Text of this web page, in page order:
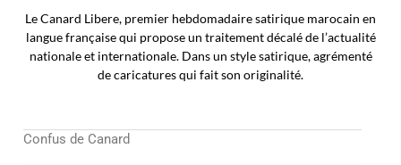
Le Canard Libere, premier hebdomadaire satirique marocain en
langue française qui propose un traitement décalé de l’actualité
nationale et internationale. Dans un style satirique, agrémenté
de caricatures qui fait son originalité.
Confus de Canard